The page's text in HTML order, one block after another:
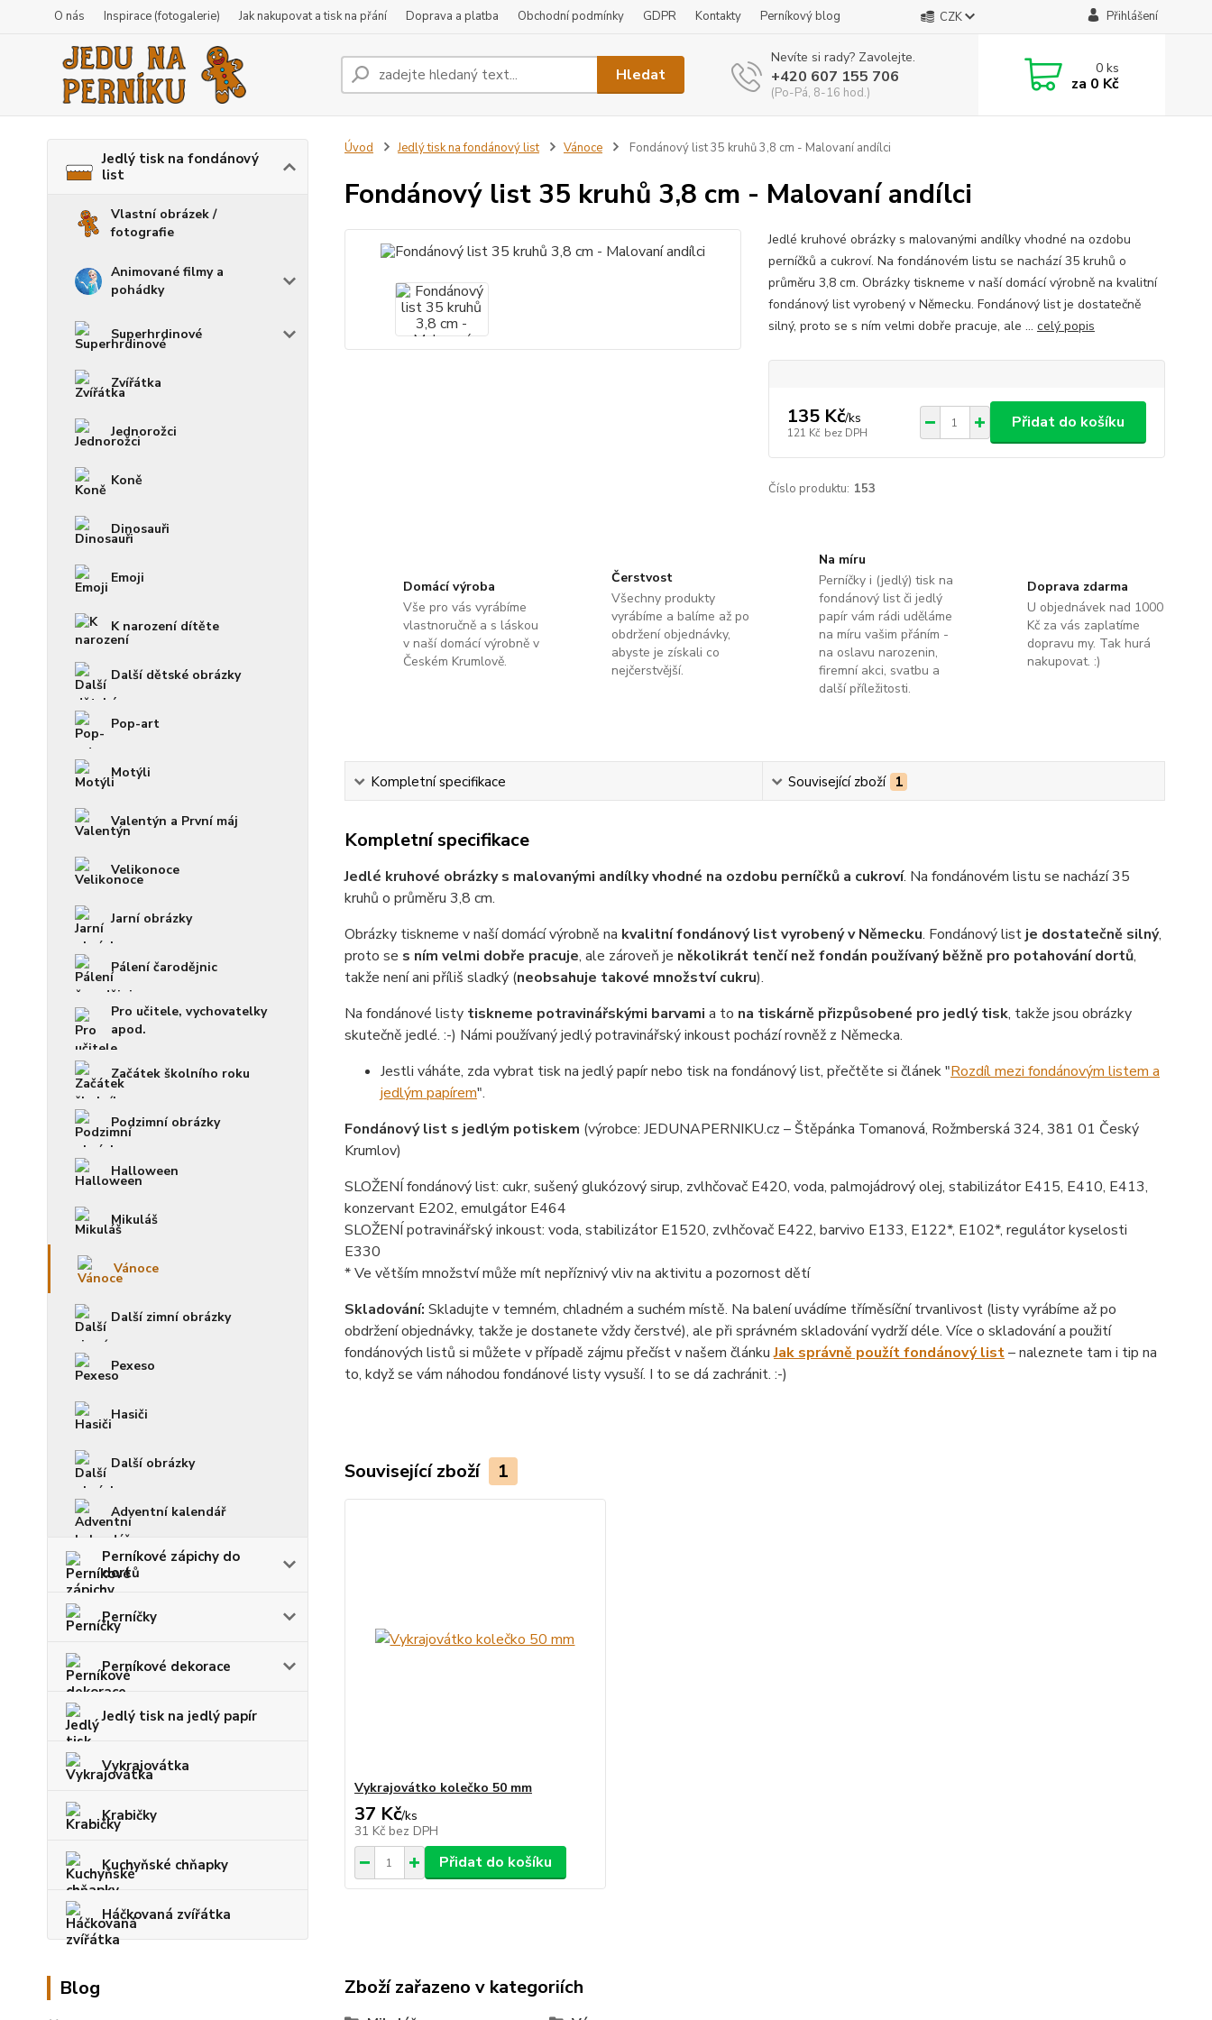
O nás Inspirace (fotogalerie) Jak nakupovat a tisk na přání Doprava a platba Obchodní podmínky GDPR Kontakty Perníkový blog CZK Přihlášení
Hledat
Nevíte si rady? Zavolejte.
+420 607 155 706
(Po-Pá, 8-16 hod.)
0ks
za 0 Kč
Jedlý tisk na fondánový
list
Vlastní obrázek /
fotografie
Animované filmy a
pohádky
Superhrdinové
Zvířátka
Jednorožci
Koně
Dinosauři
Emoji
K narození dítěte
Další dětské obrázky
Pop-art
Motýli
Valentýn a První máj
Velikonoce
Jarní obrázky
Pálení čarodějnic
Pro učitele, vychovatelky
apod.
Začátek školního roku
Podzimní obrázky
Halloween
Mikuláš
Vánoce
Další zimní obrázky
Pexeso
Hasiči
Další obrázky
Adventní kalendář
Perníkové zápichy do
dortů
Perníčky
Perníkové dekorace
Jedlý tisk na jedlý papír
Vykrajovátka
Krabičky
Kuchyňské chňapky
Háčkovaná zvířátka
Blog
Úvod Jedlý tisk na fondánový list Vánoce Fondánový list 35 kruhů 3,8 cm - Malovaní andílci
Fondánový list 35 kruhů 3,8 cm - Malovaní andílci
Jedlé kruhové obrázky s malovanými andílky vhodné na ozdobu
perníčků a cukroví. Na fondánovém listu se nachází 35 kruhů o
průměru 3,8 cm. Obrázky tiskneme v naší domácí výrobně na kvalitní
fondánový list vyrobený v Německu. Fondánový list je dostatečně
silný, proto se s ním velmi dobře pracuje, ale ... celý popis
135 Kč/ks
121 Kč bez DPH
Přidat do košíku
Číslo produktu: 153
Domácí výroba
Vše pro vás vyrábíme
vlastnoručně a s láskou
v naší domácí výrobně v
Českém Krumlově.
Čerstvost
Všechny produkty
vyrábíme a balíme až po
obdržení objednávky,
abyste je získali co
nejčerstvější.
Na míru
Perníčky i (jedlý) tisk na
fondánový list či jedlý
papír vám rádi uděláme
na míru vašim přáním -
na oslavu narozenin,
firemní akci, svatbu a
další příležitosti.
Doprava zdarma
U objednávek nad 1000
Kč za vás zaplatíme
dopravu my. Tak hurá
nakupovat. :)
Kompletní specifikace Související zboží 1
Kompletní specifikace
Jedlé kruhové obrázky s malovanými andílky vhodné na ozdobu perníčků a cukroví. Na fondánovém listu se nachází 35
kruhů o průměru 3,8 cm.
Obrázky tiskneme v naší domácí výrobně na kvalitní fondánový list vyrobený v Německu. Fondánový list je dostatečně silný,
proto se s ním velmi dobře pracuje, ale zároveň je několikrát tenčí než fondán používaný běžně pro potahování dortů,
takže není ani příliš sladký (neobsahuje takové množství cukru).
Na fondánové listy tiskneme potravinářskými barvami a to na tiskárně přizpůsobené pro jedlý tisk, takže jsou obrázky
skutečně jedlé. :-) Námi používaný jedlý potravinářský inkoust pochází rovněž z Německa.
Jestli váháte, zda vybrat tisk na jedlý papír nebo tisk na fondánový list, přečtěte si článek "Rozdíl mezi fondánovým listem a
jedlým papírem".
Fondánový list s jedlým potiskem (výrobce: JEDUNAPERNIKU.cz – Štěpánka Tomanová, Rožmberská 324, 381 01 Český
Krumlov)
SLOŽENÍ fondánový list: cukr, sušený glukózový sirup, zvlhčovač E420, voda, palmojádrový olej, stabilizátor E415, E410, E413,
konzervant E202, emulgátor E464
SLOŽENÍ potravinářský inkoust: voda, stabilizátor E1520, zvlhčovač E422, barvivo E133, E122*, E102*, regulátor kyselosti
E330
* Ve větším množství může mít nepříznivý vliv na aktivitu a pozornost dětí
Skladování: Skladujte v temném, chladném a suchém místě. Na balení uvádíme tříměsíční trvanlivost (listy vyrábíme až po
obdržení objednávky, takže je dostanete vždy čerstvé), ale při správném skladování vydrží déle. Více o skladování a použití
fondánových listů si můžete v případě zájmu přečíst v našem článkuJak správně použít fondánový list– naleznete tam i tip na
to, když se vám náhodou fondánové listy vysuší. I to se dá zachránit. :-)
Související zboží 1
Vykrajovátko kolečko 50 mm
37 Kč/ks
31 Kč bez DPH
Přidat do košíku
Zboží zařazeno v kategoriích